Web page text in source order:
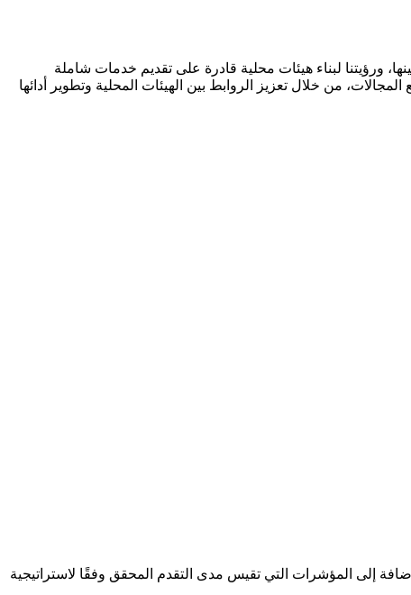
ورؤيتنا لبناء هيئات محلية قادرة على تقديم خدمات شاملة
من خلال تعزيز الروابط بين الهيئات المحلية وتطوير أدائها
الاتحاد لتحقيقها، بالإضافة إلى المؤشرات التي تقيس مدى التقدم المحقق وفقًا لاستراتيجية